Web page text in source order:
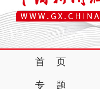
首 页
专 题